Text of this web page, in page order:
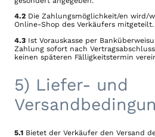
4.2 Die Zahlungsmöglichkeit/en wird/
Online-Shop des Verkäufers mitgeteilt.
4.3 Ist Vorauskasse per
Zahlung sofort nach
keinen späteren Fälligkeitstermin
5) Liefer- und
5.1 Bietet der Verkäufer den Versand